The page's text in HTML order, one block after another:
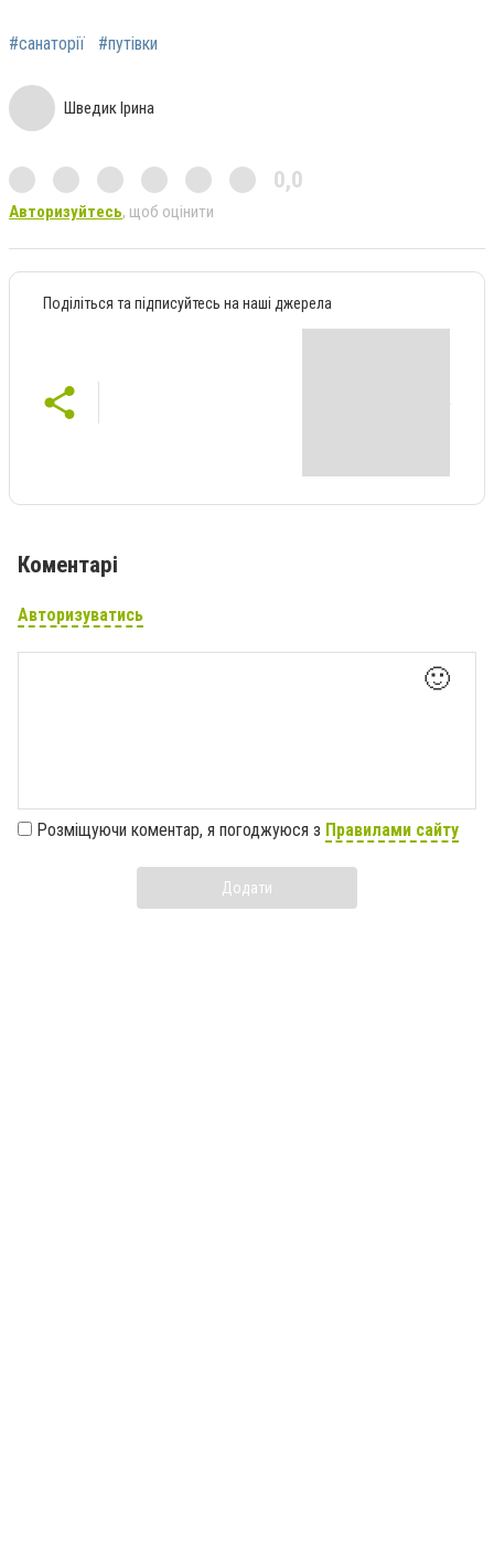
#санаторії #путівки
Шведик Ірина
0,0
Авторизуйтесь, щоб оцінити
Поділіться та підписуйтесь на наші джерела
Коментарі
Авторизуватись
🙂
Розміщуючи коментар, я погоджуюся з Правилами сайту
Додати